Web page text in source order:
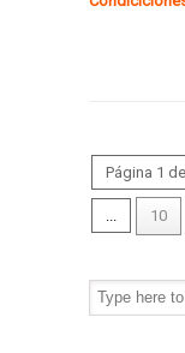
Página 1
... 10